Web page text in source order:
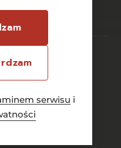
serwisu i
asortymentu